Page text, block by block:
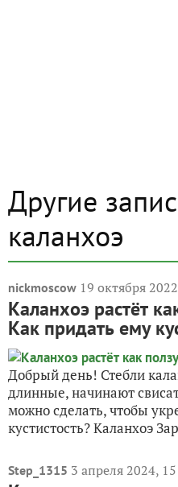
Другие
каланхоэ
nickmoscow 19 октября
Каланхоэ растёт
Как придать ему
Добрый день! Стебли
длинные, начинают
можно сделать, чтобы
кустистость? Каланхоэ
Step_1315 3 апреля 2024,